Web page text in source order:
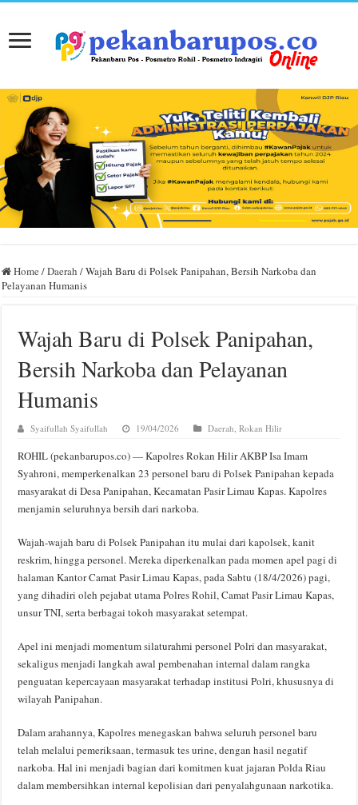
Home /Daerah /Wajah Baru di Polsek Panipahan, Bersih Narkoba dan
Pelayanan Humanis
Wajah Baru di Polsek Panipahan,
Bersih Narkoba dan Pelayanan
Humanis
Syaifullah Syaifullah 19/04/2026 Daerah ,Rokan Hilir
ROHIL (pekanbarupos.co) — Kapolres Rokan Hilir AKBP Isa Imam
Syahroni, memperkenalkan 23 personel baru di Polsek Panipahan kepada
masyarakat di Desa Panipahan, Kecamatan Pasir Limau Kapas. Kapolres
menjamin seluruhnya bersih dari narkoba.
Wajah-wajah baru di Polsek Panipahan itu mulai dari kapolsek, kanit
reskrim, hingga personel. Mereka diperkenalkan pada momen apel pagi di
halaman Kantor Camat Pasir Limau Kapas, pada Sabtu (18/4/2026) pagi,
yang dihadiri oleh pejabat utama Polres Rohil, Camat Pasir Limau Kapas,
unsur TNI, serta berbagai tokoh masyarakat setempat.
Apel ini menjadi momentum silaturahmi personel Polri dan masyarakat,
sekaligus menjadi langkah awal pembenahan internal dalam rangka
penguatan kepercayaan masyarakat terhadap institusi Polri, khususnya di
wilayah Panipahan.
Dalam arahannya, Kapolres menegaskan bahwa seluruh personel baru
telah melalui pemeriksaan, termasuk tes urine, dengan hasil negatif
narkoba. Hal ini menjadi bagian dari komitmen kuat jajaran Polda Riau
dalam membersihkan internal kepolisian dari penyalahgunaan narkotika.